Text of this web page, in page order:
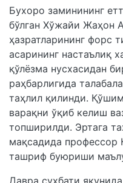
Бухоро заминининг
бўлган Хўжайи Жаҳон
ҳазратларининг форс
асарининг настаълиқ
қўлёзма нусхасидан
раҳбарлигида
таҳлил қилинди.
варақни ўқиб келиш
топширилди. Эртага
мақсадида профессор
ташриф буюриши
Давра суҳбати